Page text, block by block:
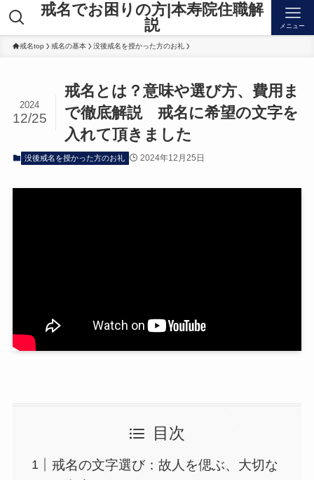
戒名でお困りの方|本寿院住職解
説
メニュー
戒名top 戒名の基本 没後戒名を授かった方のお礼
戒名とは？意味や選び方、費用ま
で徹底解説 戒名に希望の文字を
入れて頂きました
2024
12/25
没後戒名を授かった方のお礼 2024年12月25日
目次
戒名の文字選び：故人を偲ぶ、大切な